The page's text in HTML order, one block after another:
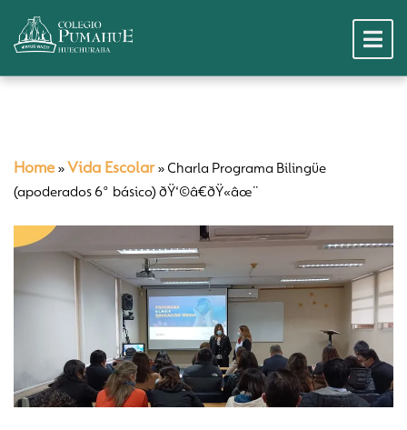
Home » Vida Escolar» Charla Programa Bilingüe
(apoderados 6° básico) ðŸ‘©â€ðŸ«âœ¨